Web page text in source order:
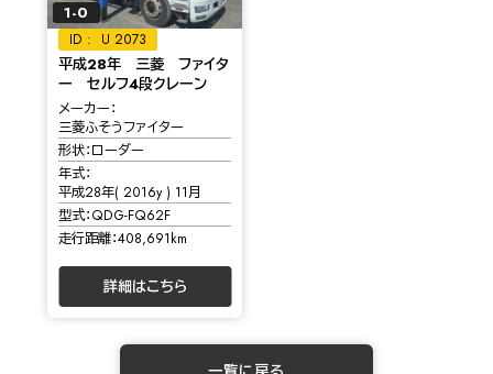
1-0
U 2073
平成28年 三菱 ファイタ
ー セルフ4段クレーン
メーカー
三菱ふそうファイター
形状 ローダー
年式
平成28年( 2016y ) 11月
型式 QDG-FQ62F
走行距離 408,691km
詳細はこちら